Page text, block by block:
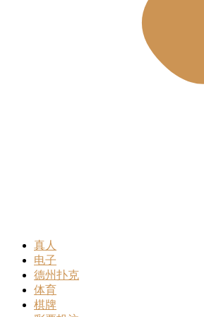
真人
电子
德州扑克
体育
棋牌